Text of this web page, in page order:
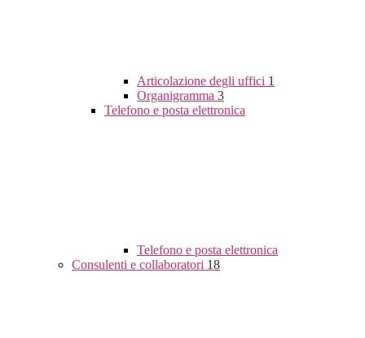
Articolazione degli uffici 1
Organigramma 3
Telefono e posta elettronica
Telefono e posta elettronica
Consulenti e collaboratori 18